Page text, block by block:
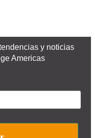
y noticias
Americas